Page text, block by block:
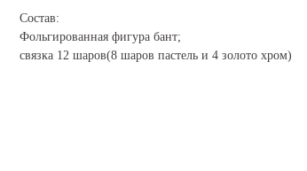
Состав:
Фольгированная фигура бант;
связка 12 шаров(8 шаров пастель и 4 золото хром)